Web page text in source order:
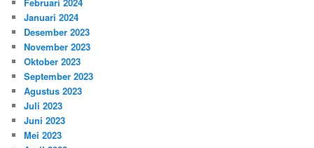
Januari 2024
Desember 2023
November 2023
Oktober 2023
September 2023
Agustus 2023
Juli 2023
Juni 2023
Mei 2023